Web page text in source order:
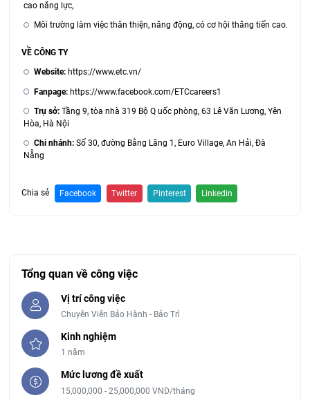
cao năng lực,
Môi trường làm việc thân thiện, năng động, có cơ hội thăng tiến cao.
VỀ CÔNG TY
Website: https://www.etc.vn/
Fanpage: https://www.facebook.com/ETCcareers1
Trụ sở: Tầng 9, tòa nhà 319 Bộ Q uốc phòng, 63 Lê Văn Lương, Yên
Hòa, Hà Nội
Chi nhánh: Số 30, đường Bằng Lăng 1, Euro Village, An Hải, Đà
Nẵng
Chia sẻ Facebook Twitter Pinterest Linkedin
Tổng quan về công việc
Vị trí công việc
Chuyên Viên Bảo Hành - Bảo Trì
Kinh nghiệm
1 năm
Mức lương đề xuất
15,000,000 - 25,000,000 VND/tháng